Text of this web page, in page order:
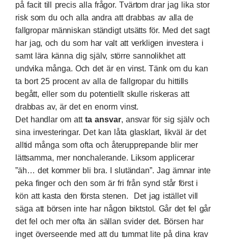
på facit till precis alla frågor. Tvärtom drar jag lika stor
risk som du och alla andra att drabbas av alla de
fallgropar människan ständigt utsätts för. Med det sagt
har jag, och du som har valt att verkligen investera i
samt lära känna dig själv, större sannolikhet att
undvika många. Och det är en vinst. Tänk om du kan
ta bort 25 procent av alla de fallgropar du hittills
begått, eller som du potentiellt skulle riskeras att
drabbas av, är det en enorm vinst.
Det handlar om attta ansvar, ansvar för sig själv och
sina investeringar. Det kan låta glasklart, likväl är det
alltid många som ofta och återupprepande blir mer
lättsamma, mer nonchalerande. Liksom applicerar
”äh… det kommer bli bra. I slutändan”. Jag ämnar inte
peka finger och den som är fri från synd står först i
kön att kasta den första stenen. Det jag istället vill
säga att börsen inte har någon biktstol. Går det fel går
det fel och mer ofta än sällan svider det. Börsen har
inget överseende med att du tummat lite på dina krav